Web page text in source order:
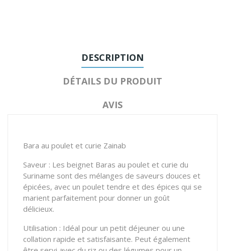
DESCRIPTION
DÉTAILS DU PRODUIT
AVIS
Bara au poulet et curie Zainab
Saveur : Les beignet Baras au poulet et curie du
Suriname sont des mélanges de saveurs douces et
épicées, avec un poulet tendre et des épices qui se
marient parfaitement pour donner un goût
délicieux.
Utilisation : Idéal pour un petit déjeuner ou une
collation rapide et satisfaisante. Peut également